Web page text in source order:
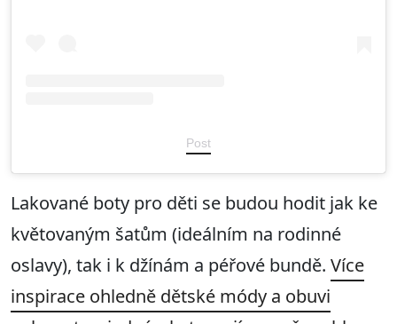
Post
Lakované boty pro děti se budou hodit jak ke
květovaným šatům (ideálním na rodinné
oslavy), tak i k džínám a péřové bundě. Více
inspirace ohledně dětské módy a obuvi